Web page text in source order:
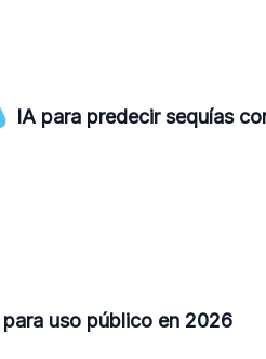
para predecir sequías
uso público en 2026